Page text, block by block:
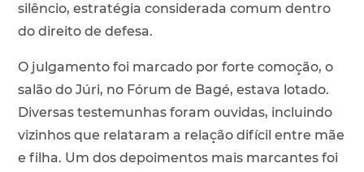
silêncio, estratégia considerada comum dentro
do direito de defesa.
O julgamento foi marcado por forte comoção, o
salão do Júri, no Fórum de Bagé, estava lotado.
Diversas testemunhas foram ouvidas, incluindo
vizinhos que relataram a relação difícil entre mãe
e filha. Um dos depoimentos mais marcantes foi